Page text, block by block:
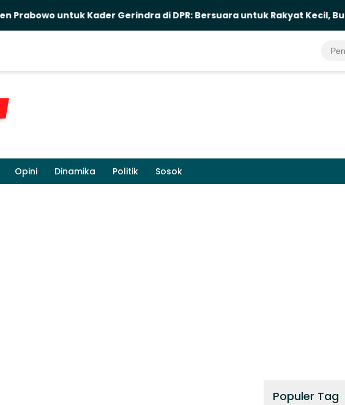
untuk Kader Gerindra di DPR: Bersuara untuk Rakyat Kecil, Bukan Elite
Opini Dinamika Politik Sosok
Populer Tag